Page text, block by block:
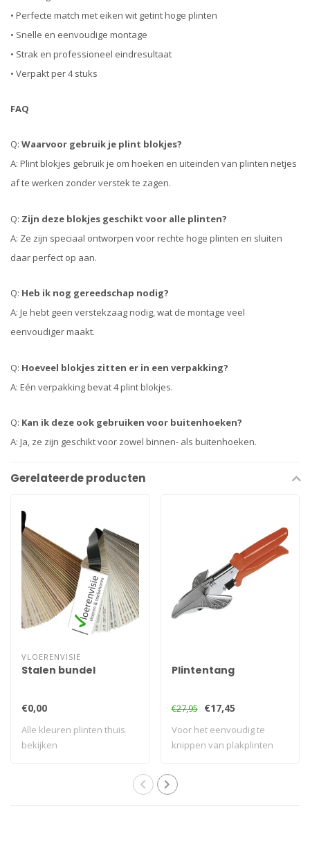
• Perfecte match met eiken wit getint hoge plinten
• Snelle en eenvoudige montage
• Strak en professioneel eindresultaat
• Verpakt per 4 stuks
FAQ
Q: Waarvoor gebruik je plint blokjes?
A: Plint blokjes gebruik je om hoeken en uiteinden van plinten netjes
af te werken zonder verstek te zagen.
Q: Zijn deze blokjes geschikt voor alle plinten?
A: Ze zijn speciaal ontworpen voor rechte hoge plinten en sluiten
daar perfect op aan.
Q: Heb ik nog gereedschap nodig?
A: Je hebt geen verstekzaag nodig, wat de montage veel
eenvoudiger maakt.
Q: Hoeveel blokjes zitten er in een verpakking?
A: Eén verpakking bevat 4 plint blokjes.
Q: Kan ik deze ook gebruiken voor buitenhoeken?
A: Ja, ze zijn geschikt voor zowel binnen- als buitenhoeken.
Gerelateerde producten
VLOERENVISIE
Stalen bundel
€0,00
Alle kleuren plinten thuis
bekijken
Plintentang
€27,95 €17,45
Voor het eenvoudig te
knippen van plakplinten